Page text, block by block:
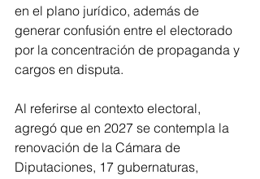
en el plano jurídico, además de
generar confusión entre el electorado
por la concentración de propaganda y
cargos en disputa.
Al referirse al contexto electoral,
agregó que en 2027 se contempla la
renovación de la Cámara de
Diputaciones, 17 gubernaturas,